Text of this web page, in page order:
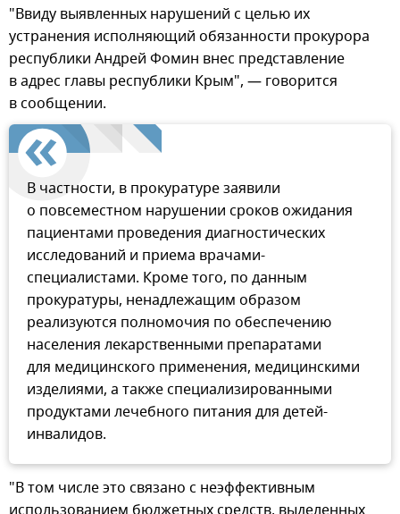
"Ввиду выявленных нарушений с целью их
устранения исполняющий обязанности прокурора
республики Андрей Фомин внес представление
в адрес главы республики Крым", — говорится
в сообщении.
В частности, в прокуратуре заявили
о повсеместном нарушении сроков ожидания
пациентами проведения диагностических
исследований и приема врачами-
специалистами. Кроме того, по данным
прокуратуры, ненадлежащим образом
реализуются полномочия по обеспечению
населения лекарственными препаратами
для медицинского применения, медицинскими
изделиями, а также специализированными
продуктами лечебного питания для детей-
инвалидов.
"В том числе это связано с неэффективным